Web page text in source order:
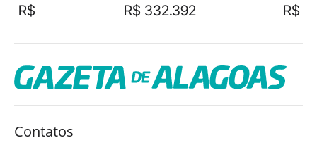
R$ R$ 332.392 R$
Contatos